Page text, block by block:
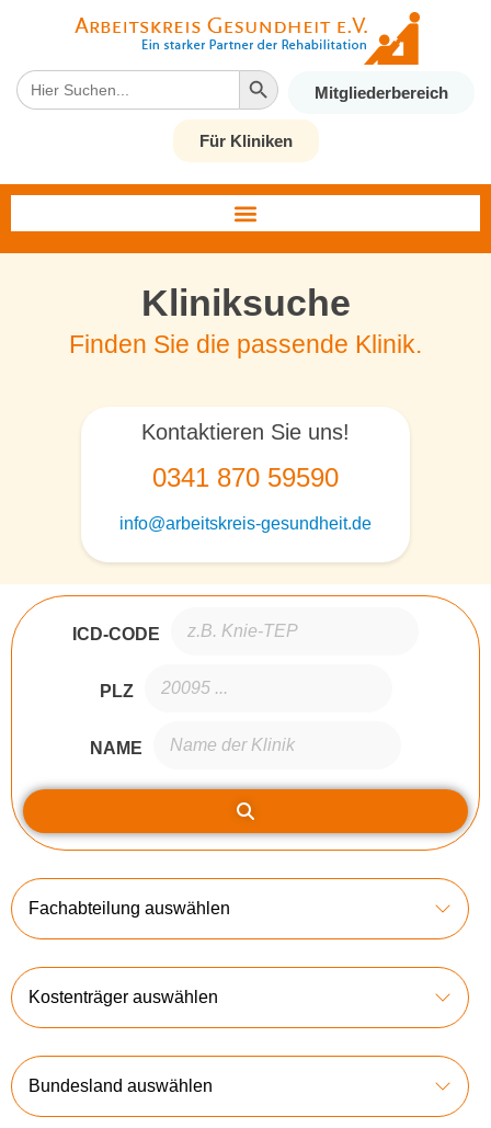
Search
for:
Search Button
Mitgliederbereich
Für Kliniken
Kliniksuche
Finden Sie die passende Klinik.
Kontaktieren Sie uns!
0341 870 59590
info@arbeitskreis-gesundheit.de
ICD-CODE
PLZ
NAME
Fachabteilung auswählen
Kostenträger auswählen
Bundesland auswählen